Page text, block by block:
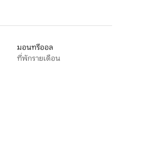
มอนทรีออล
ที่พักรายเดือน